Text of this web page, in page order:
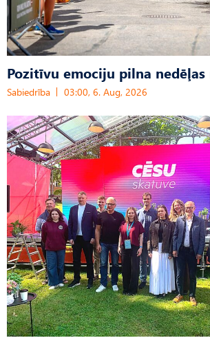
Pozitīvu emociju pilna nedēļas
Sabiedrība 03:00, 6. Aug, 2026